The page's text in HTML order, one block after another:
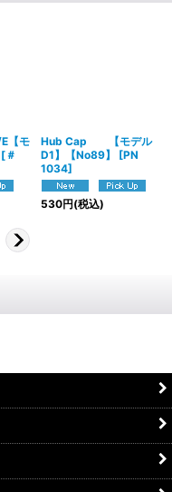
【モ
[＃
Hub Cap 【モデル
D1】【No89】
[PN
1034]
530円(税込)